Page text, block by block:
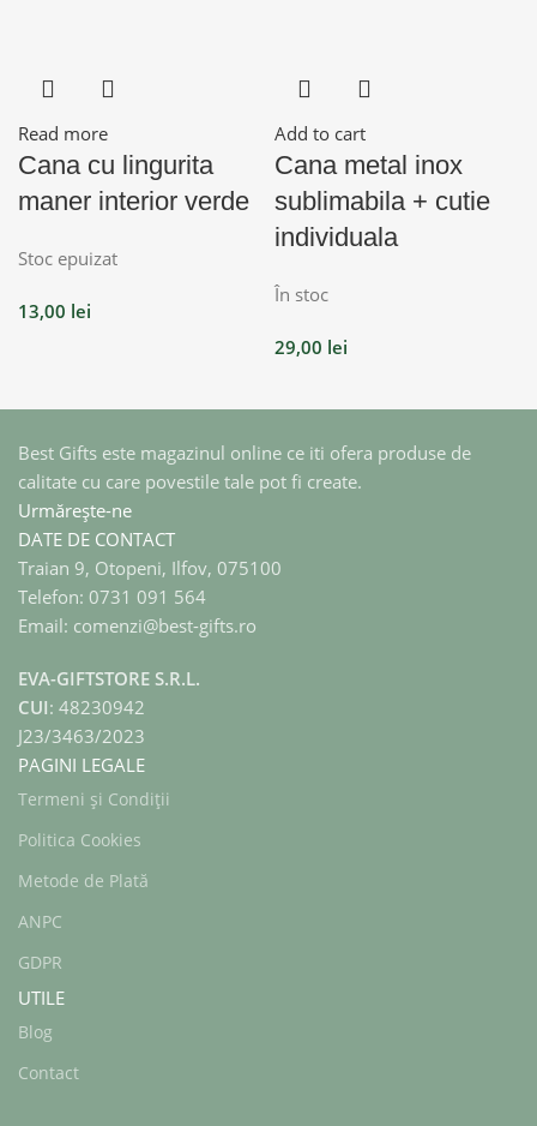
Read more
Cana cu lingurita
maner interior verde
Stoc epuizat
13,00 lei
Add to cart
Cana metal inox
sublimabila + cutie
individuala
În stoc
29,00 lei
Best Gifts este magazinul online ce iti ofera produse de
calitate cu care povestile tale pot fi create.
Urmărește-ne
DATE DE CONTACT
Traian 9, Otopeni, Ilfov, 075100
Telefon: 0731 091 564
Email: comenzi@best-gifts.ro
EVA-GIFTSTORE S.R.L.
CUI: 48230942
J23/3463/2023
PAGINI LEGALE
Termeni și Condiții
Politica Cookies
Metode de Plată
ANPC
GDPR
UTILE
Blog
Contact